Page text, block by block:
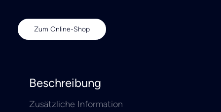
Zum Online-Shop
Beschreibung
Zusätzliche Information